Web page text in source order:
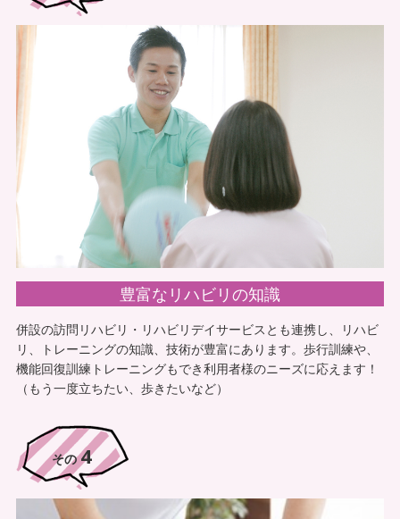
豊富なリハビリの知識
併設の訪問リハビリ・リハビリデイサービスとも連携し、リハビ
リ、トレーニングの知識、技術が豊富にあります。歩行訓練や、
機能回復訓練トレーニングもでき利用者様のニーズに応えます！
（もう一度立ちたい、歩きたいなど）
その4
神戸すみれ治療院では本当の意味での疾病と戦い、もとの生活を
取り戻すことを願っている方やそのご家族の助けになれるよう
に、気軽に頼っていただくために初回無料体験を実施しておりま
5
空き時間を有効活用出来る